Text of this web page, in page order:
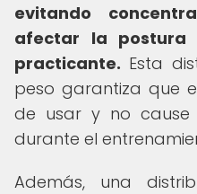
evitando
afectar la postura
practicante. Esta
peso garantiza que
de usar y no cause
durante el
Además, una